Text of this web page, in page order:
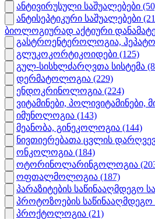
ანტივირუსული საშუალებები
ანტისეპტიკური საშუალებები
ბიოლოგიურად აქტიური
გასტროენტეროლოგია,
გლუკოკორტიკოიდები (125)
გულ-სისხლძარღვთა სისტემა
დერმატოლოგია (229)
ენდოკრინოლოგია (224)
ვიტამინები, პოლივიტამინები,
იმუნოლოგია (143)
მეანობა, გინეკოლოგია (144)
ნივთიერებათა ცვლის
ონკოლოგია (184)
ოტორინოლარინგოლოგია
ოფთალმოლოგია (187)
პარაზიტების საწინააღმდეგო
პროტოზოების საწინააღმდეგო
პროქტოლოგია (21)